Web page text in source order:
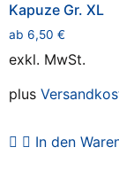
Kapuze Gr. XL
ab 6,50 €
exkl. MwSt.
plus
In den